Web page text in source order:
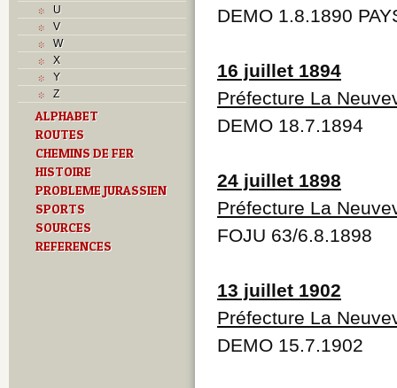
U
V
W
X
Y
Z
ALPHABET
ROUTES
CHEMINS DE FER
HISTOIRE
PROBLEME JURASSIEN
SPORTS
SOURCES
REFERENCES
DEMO 1.8.1890
16 juillet 1894
Préfecture La
DEMO 18.7.1894
24 juillet 1898
Préfecture La
FOJU 63/6.8.1898
13 juillet 1902
Préfecture La
DEMO 15.7.1902